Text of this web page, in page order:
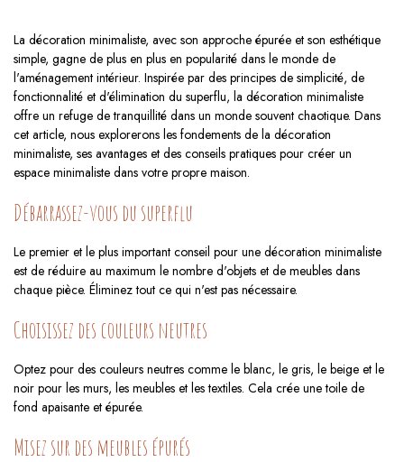
La décoration minimaliste, avec son approche épurée et son esthétique
simple, gagne de plus en plus en popularité dans le monde de
l'aménagement intérieur. Inspirée par des principes de simplicité, de
fonctionnalité et d'élimination du superflu, la décoration minimaliste
offre un refuge de tranquillité dans un monde souvent chaotique. Dans
cet article, nous explorerons les fondements de la décoration
minimaliste, ses avantages et des conseils pratiques pour créer un
espace minimaliste dans votre propre maison.
Débarrassez-vous du superflu
Le premier et le plus important conseil pour une décoration minimaliste
est de réduire au maximum le nombre d'objets et de meubles dans
chaque pièce. Éliminez tout ce qui n'est pas nécessaire.
Choisissez des couleurs neutres
Optez pour des couleurs neutres comme le blanc, le gris, le beige et le
noir pour les murs, les meubles et les textiles. Cela crée une toile de
fond apaisante et épurée.
Misez sur des meubles épurés